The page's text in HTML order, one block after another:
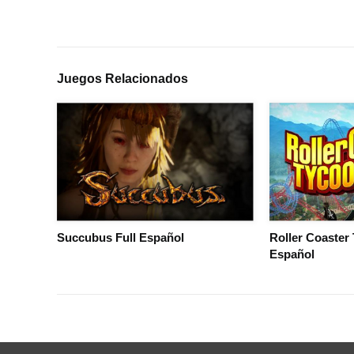
Juegos Relacionados
Succubus Full Español
Roller Coaster
Español